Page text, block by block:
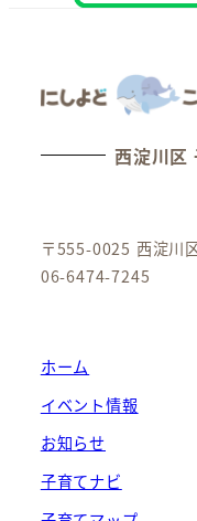
西淀川区
〒555-0025 西淀川
06-6474-7245
ホーム
イベント情報
お知らせ
子育てナビ